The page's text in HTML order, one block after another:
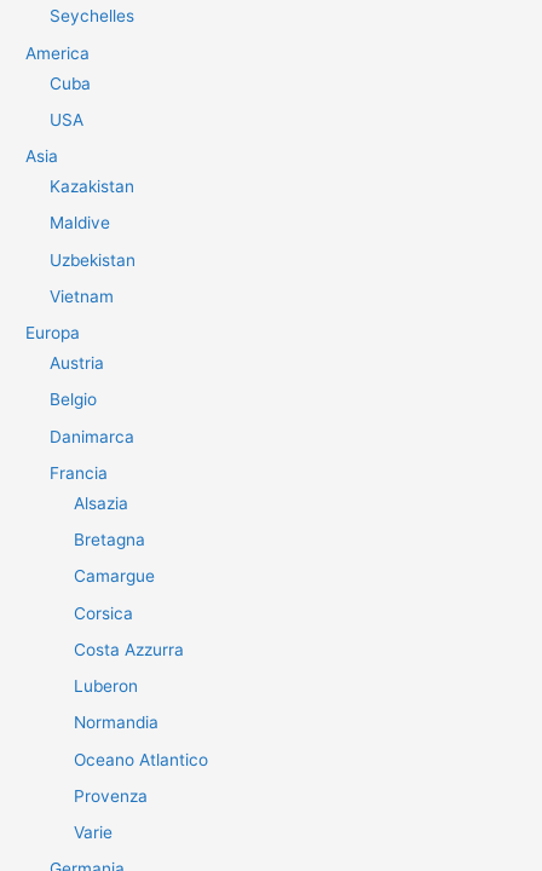
Seychelles
America
Cuba
USA
Asia
Kazakistan
Maldive
Uzbekistan
Vietnam
Europa
Austria
Belgio
Danimarca
Francia
Alsazia
Bretagna
Camargue
Corsica
Costa Azzurra
Luberon
Normandia
Oceano Atlantico
Provenza
Varie